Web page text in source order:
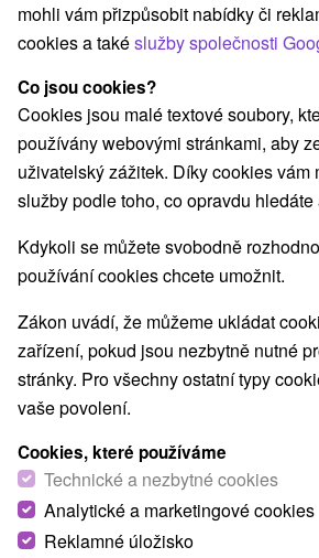
Všechny kategorie
Hotely na
Hotely s bazénem(12)
Wellness hotely na Slovensku
Hotely na Slovensku pro rodiny s
Historické hotely (2) Hotely s
Vyberte lokalitu nebo termín
Nejprodávanější
od
1.
mohli vám přizpůsobit nabídky či
cookies a takéslužby společnosti
Co jsou cookies?
Cookies jsou malé textové soubory,
používány webovými stránkami, aby
uživatelský zážitek. Díky cookies vám
služby podle toho, co opravdu hledáte
Kdykoli se můžete svobodně
používání cookies chcete umožnit.
Zákon uvádí, že můžeme ukládat
zařízení, pokud jsou nezbytně nutné
stránky. Pro všechny ostatní typy
vaše povolení.
Cookies, které používáme
Technické a nezbytné cookies
Analytické a marketingové cookies
Reklamné úložisko